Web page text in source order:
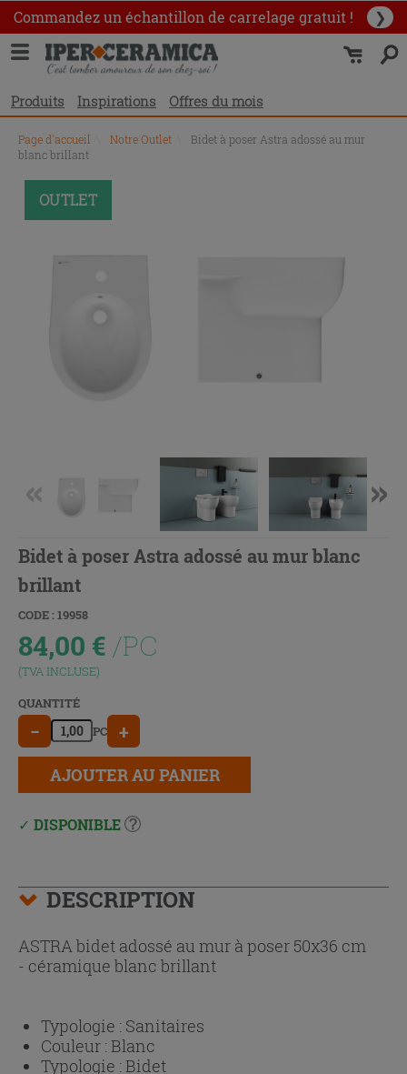
Commandez un échantillon de carrelage gratuit ! ❯
Produits Inspirations Offres du mois
Page d'accueil Notre Outlet
Bidet à poser Astra adossé au mur
blanc brillant
OUTLET
Bidet à poser Astra adossé au mur blanc
brillant
CODE : 19958
84,00 € /PC
(TVA INCLUSE)
QUANTITÉ
− PC +
AJOUTER AU PANIER
DISPONIBLE
DESCRIPTION
ASTRA bidet adossé au mur à poser 50x36 cm
- céramique blanc brillant
Typologie : Sanitaires
Couleur :Blanc
Typologie :Bidet